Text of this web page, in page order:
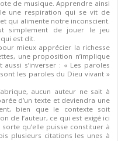
de musique. Apprendre ainsi
une respiration qui se vit de
qui alimente notre inconscient.
simplement de jouer le jeu
est dit.
mieux apprécier la richesse
une proposition n’implique
s’inverser : « Les paroles
les paroles du Dieu vivant »
aucun auteur ne sait à
d’un texte et deviendra une
bien que le contexte soit
de l’auteur, ce qui est exigé ici
qu’elle puisse constituer à
plusieurs citations les unes à